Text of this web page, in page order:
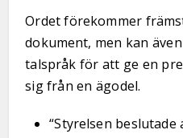
Ordet förekommer
dokument, men kan
talspråk för att ge en
sig från en ägodel.
“Styrelsen beslutade